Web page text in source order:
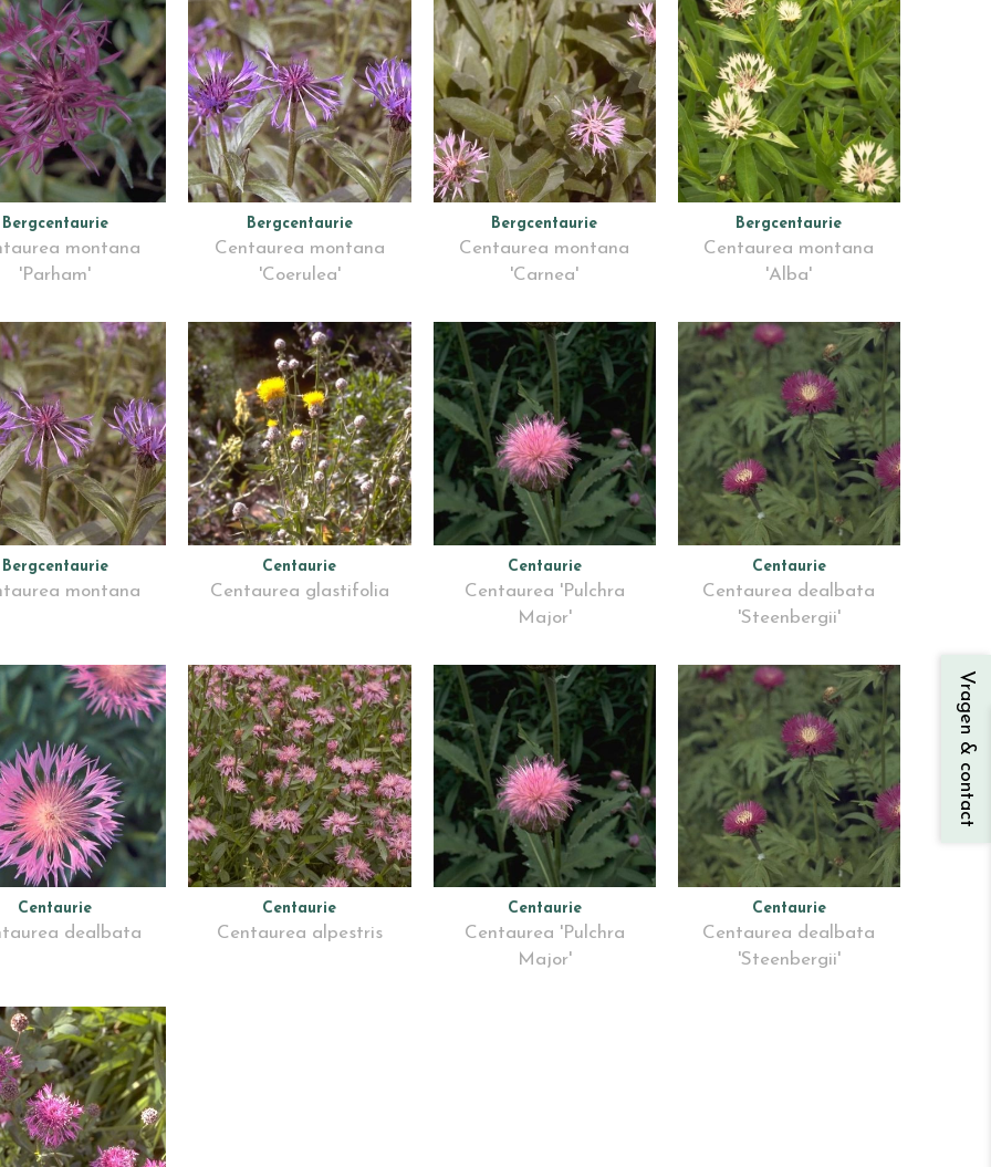
Bergcentaurie
montana
'Parham'
Bergcentaurie
Centaurea montana
'Coerulea'
Bergcentaurie
Centaurea montana
'Carnea'
Bergcentaurie
Centaurea montana
'Alba'
Bergcentaurie
montana
Centaurie
Centaurea glastifolia
Centaurie
Centaurea 'Pulchra
Major'
Centaurie
Centaurea dealbata
'Steenbergii'
Centaurie
dealbata
Centaurie
Centaurea alpestris
Centaurie
Centaurea 'Pulchra
Major'
Centaurie
Centaurea dealbata
'Steenbergii'
Vragen & contact